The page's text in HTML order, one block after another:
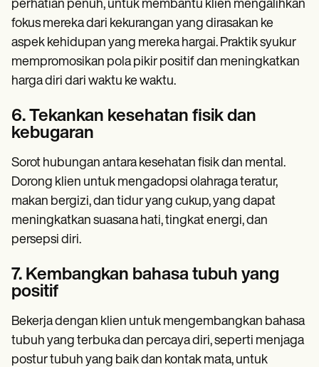
perhatian penuh, untuk membantu klien mengalihkan
fokus mereka dari kekurangan yang dirasakan ke
aspek kehidupan yang mereka hargai. Praktik syukur
mempromosikan pola pikir positif dan meningkatkan
harga diri dari waktu ke waktu.
6. Tekankan kesehatan fisik dan
kebugaran
Sorot hubungan antara kesehatan fisik dan mental.
Dorong klien untuk mengadopsi olahraga teratur,
makan bergizi, dan tidur yang cukup, yang dapat
meningkatkan suasana hati, tingkat energi, dan
persepsi diri.
7. Kembangkan bahasa tubuh yang
positif
Bekerja dengan klien untuk mengembangkan bahasa
tubuh yang terbuka dan percaya diri, seperti menjaga
postur tubuh yang baik dan kontak mata, untuk